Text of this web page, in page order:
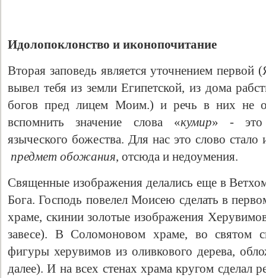
Идолопоклонство и иконопочитание
Вторая заповедь является уточнением
вывел тебя из земли Египетской, из дома
богов пред лицем Моим.) и речь в них не
вспомнить значение слова «кумир» - это
языческого божества. Для нас это слово
предмет обожания, отсюда и недоумения.
Священные изображения делались еще в
Бога. Господь повелел Моисею сделать в
храме, скинии золотые изображения
завесе). В Соломоновом храме, во святом
фигуры херувимов из оливкового дерева,
далее). И на всех стенах храма кругом сделал